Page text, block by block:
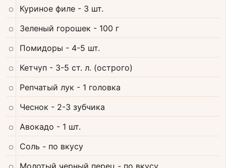
Куриное филе - 3 шт.
Зеленый горошек - 100 г
Помидоры - 4-5 шт.
Кетчуп - 3-5 ст. л. (острого)
Репчатый лук - 1 головка
Чеснок - 2-3 зубчика
Авокадо - 1 шт.
Соль - по вкусу
Молотый черный перец - по вкусу